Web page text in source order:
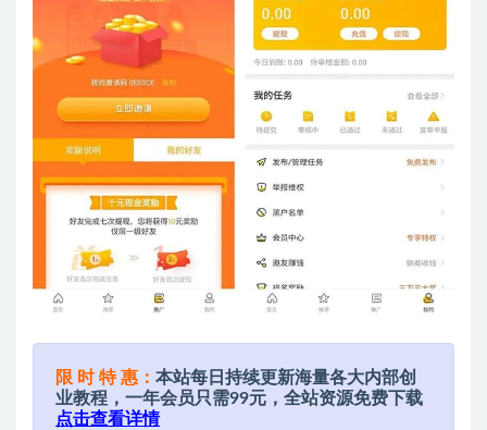
限 时 特 惠： 本站每日持续更新海量各大内部创
业教程，一年会员只需99元，全站资源免费下载
点击查看详情